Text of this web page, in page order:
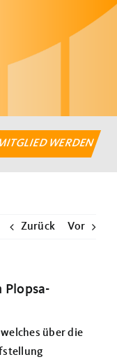
WERDEN
Zurück Vor
Plopsa-
über die